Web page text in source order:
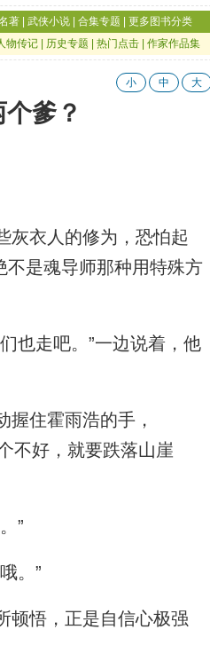
著 武侠小说 合集专题
更多图书分类
物传记 历史专题 热门点击 作家作品集
小 中 大
爹？
衣人的修为，恐怕起
不是魂导师那种用特殊方
也走吧。”一边说着，他
住霍雨浩的手，
不好，就要跌落山崖
”
。”
顿悟，正是自信心极强